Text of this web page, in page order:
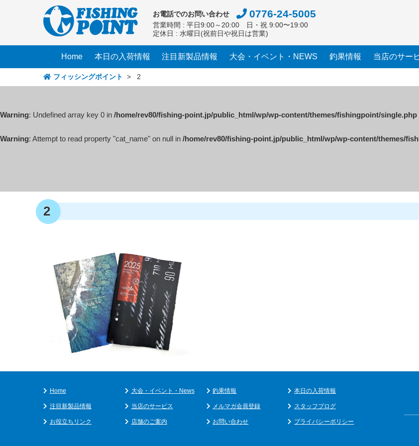
キ
プ
お電話でのお問い合わせ 0776-24-5005
営業時間 : 平日9:00～20:00 日・祝 9:00〜19:00
定休日 : 水曜日(祝前日や祝日は営業)
Home 本日の入荷情報 注目新製品情報 大会・イベント・NEWS 釣果情報 当店のサー
フィッシングポイント > 2
Warning: Undefined array key 0 in /home/rev80/fishing-point.jp/public_html/wp/wp-content/themes/fishingpoint/single.php
Warning: Attempt to read property "cat_name" on null in /home/rev80/fishing-point.jp/public_html/wp/wp-content/themes/
2
Home 大会・イベント・News 釣果情報 本日の入荷情報
注目新製品情報 当店のサービス メルマガ会員登録 スタッフブログ
お役立ちリンク 店舗のご案内 お問い合わせ プライバシーポリシー